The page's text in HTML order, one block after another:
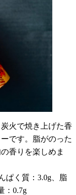
火で焼き上げた香
です。脂がのった
香りを楽しめま
ぱく質：3.0g、脂
：0.7g